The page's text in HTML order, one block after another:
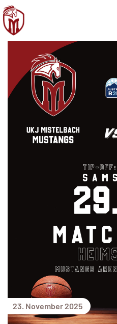
23. November 2025